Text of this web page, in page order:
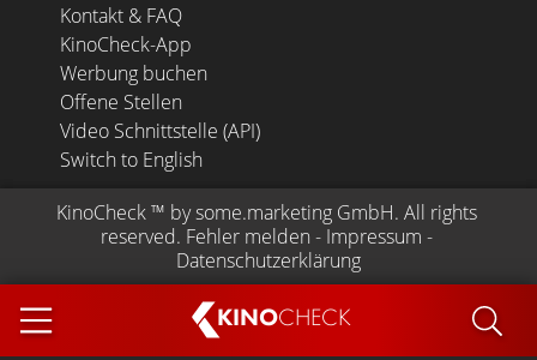
KINOCHECK
Kontakt & FAQ
KinoCheck-App
Werbung buchen
Offene Stellen
Video Schnittstelle (API)
Switch to English
KinoCheck ™ by some.marketing GmbH. All rights
reserved. Fehler melden - Impressum -
Datenschutzerklärung